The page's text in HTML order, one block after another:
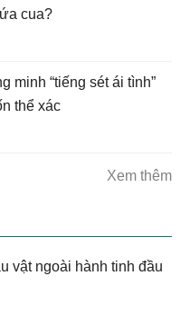
cua?
minh “tiếng sét ái tình”
thể xác
Xem thêm
vật ngoài hành tinh đầu